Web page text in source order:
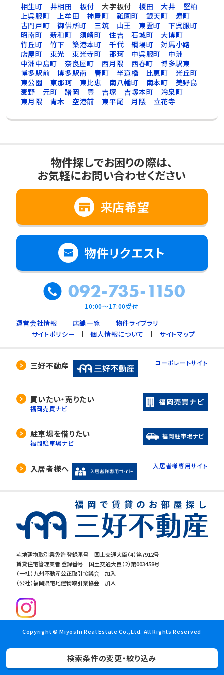
相生町
井相田 板付 大字板付 榎田 大井
堅粕
上呉服町
上牟田 神屋町 祇園町 銀天町
寿町
古門戸町
御供所町 三筑 山王 東雲町
下呉服町
昭南町
新和町 須崎町 住吉 石城町
大博町
竹丘町
竹下 築港本町 千代 綱場町
対馬小路
店屋町
東光 東光寺町 那珂 中呉服町
中洲
中洲中島町
奈良屋町 西月隈 西春町
博多駅東
博多駅前
博多駅南 春町 半道橋 比恵町
光丘町
東公園
東那珂 東比恵 南八幡町 南本町
美野島
麦野
元町 諸岡 豊 吉塚 吉塚本町
冷泉町
東月隈
青木 空港前 東平尾 月隈 立花寺
検索条件の変更・絞り込み
宅地建物取引業免許 登録番号 国土交通大臣（4）第7912号
賃貸住宅管理業者 登録番号 国土交通大臣（2）第003458号
（一社）九州不動産公正取引協議会 加入
（公社）福岡県宅地建物取引業協会 加入
物件探しでお困りの際は、
お気軽にお問い合わせください
来店希望
物件リクエスト
092-735-1150
10:00～17:00受付
運営会社情報 店舗一覧
物件ライブラリ
サイトポリシー
個人情報について サイトマップ
三好不動産 コーポレートサイト
買いたい・売りたい
福岡売買ナビ
駐車場を借りたい
福岡駐車場ナビ
入居者様へ 入居者様専用サイト
Copyright © Miyoshi Real Estate Co.,Ltd. All Rights Reserved